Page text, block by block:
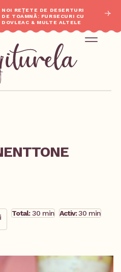
NOI REȚETE DE DESERTURI
DE TOAMNĂ: FURSECURI CU
DOVLEAC & MULTE ALTELE
Total:30 min Activ:30 min